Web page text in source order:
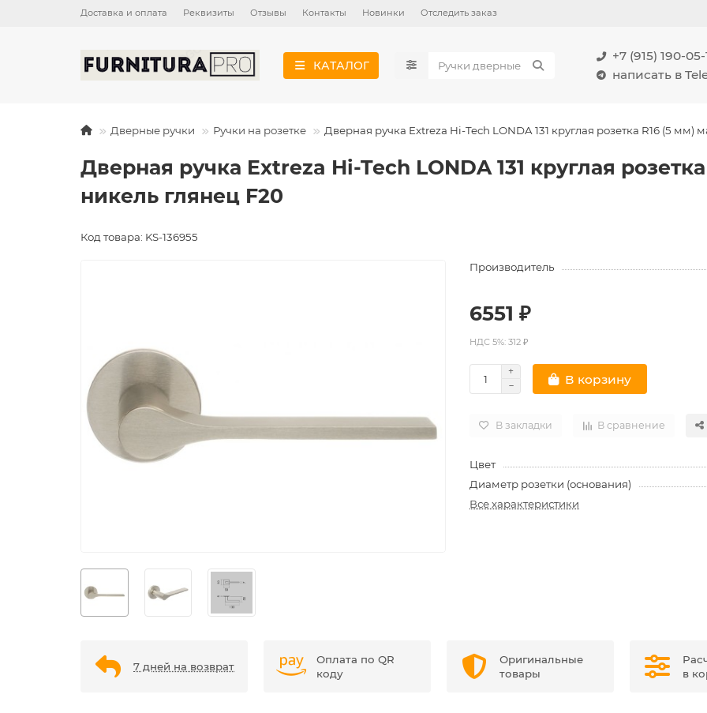
Доставка и оплата Реквизиты Отзывы Контакты Новинки Отследить заказ
КАТАЛОГ
+7 (915) 190-05-
написать в
Дверные ручки Ручки на розетке Дверная ручка Extreza Hi-Tech LONDA 131 круглая розетка R16 (5 мм)
Дверная ручка Extreza Hi-Tech LONDA 131 круглая
никель глянец F20
Код товара: KS-136955
Производитель
6551 ₽
НДС 5%: 312 ₽
В корзину
В закладки В сравнение
Цвет
Диаметр розетки (основания)
Все характеристики
7 дней на возврат
Оплата по QR
коду
Оригинальные
товары
в